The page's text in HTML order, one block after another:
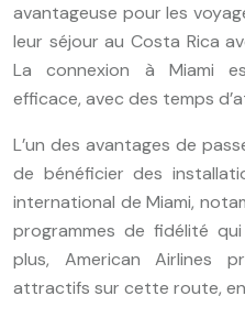
avantageuse pour les
leur séjour au Costa Rica
La connexion à Miami
efficace, avec des temps
L’un des avantages de
de bénéficier des
international de Miami,
programmes de fidélité
plus, American Airlines
attractifs sur cette route,